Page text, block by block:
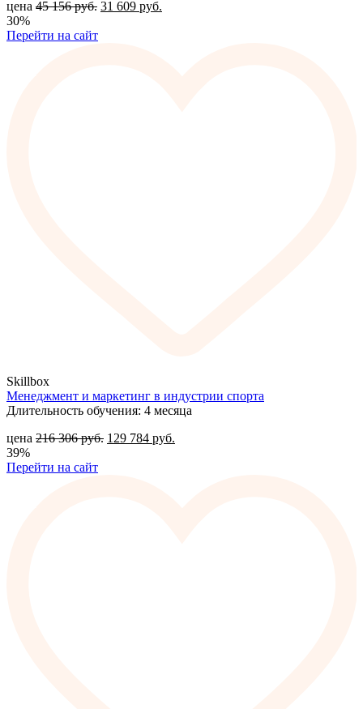
цена 45 156руб. 31 609 руб.
30%
Перейти на сайт
Skillbox
Менеджмент и маркетинг в индустрии спорта
Длительность обучения: 4 месяца
цена 216 306руб. 129 784 руб.
39%
Перейти на сайт